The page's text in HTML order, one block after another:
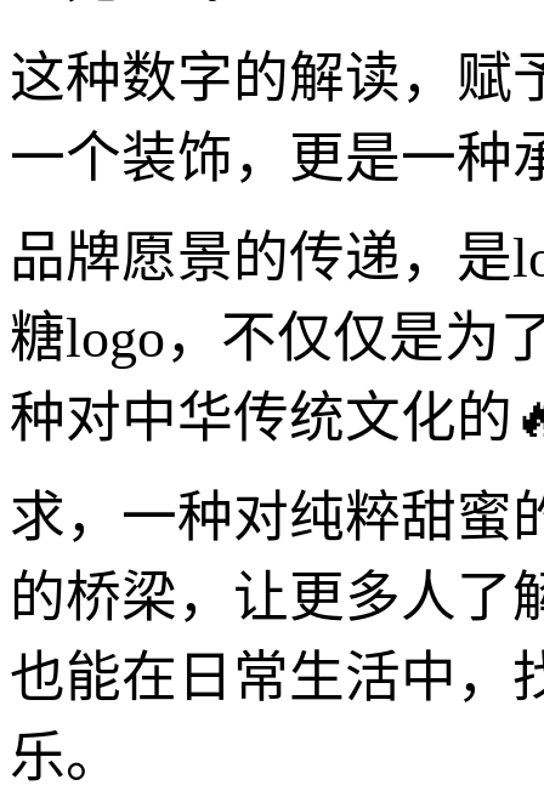
这种数字的解读，赋
一个装饰，更是一种
品牌愿景的传递，是
糖logo，不仅仅是为
种对中华传统文化
求，一种对纯粹甜蜜
的桥梁，让更多人了
也能在日常生活中，
乐。